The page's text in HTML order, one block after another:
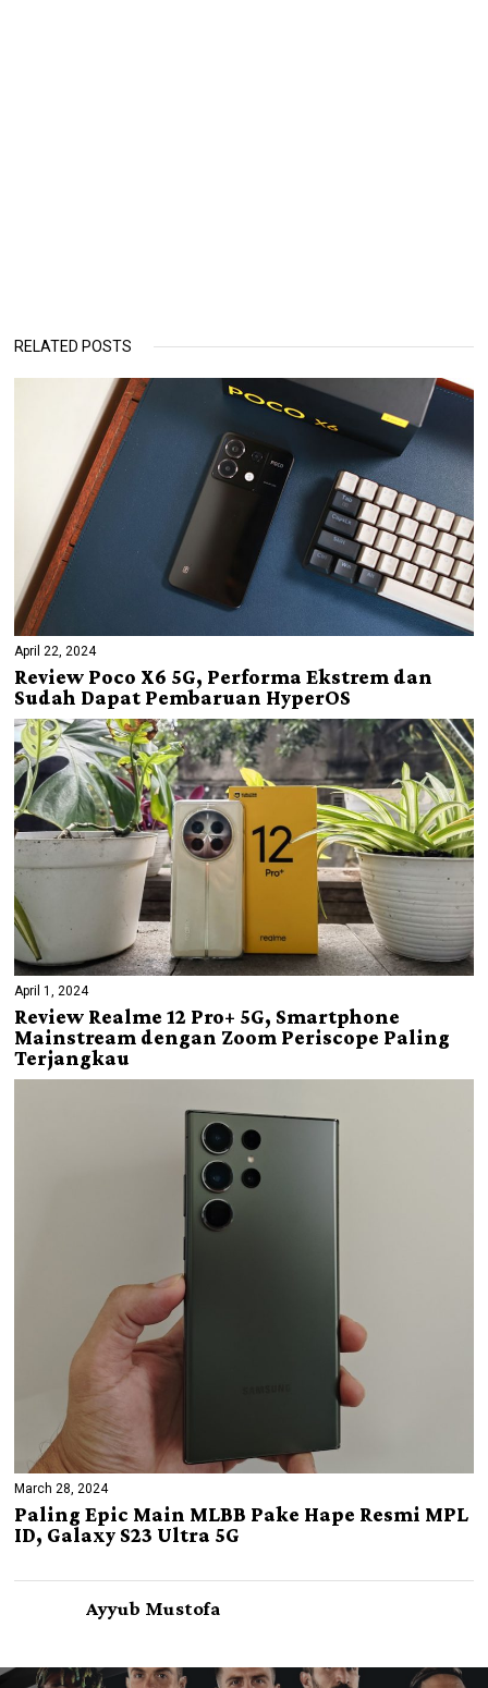
RELATED POSTS
April 22, 2024
Review Poco X6 5G, Performa Ekstrem dan
Sudah Dapat Pembaruan HyperOS
April 1, 2024
Review Realme 12 Pro+ 5G, Smartphone
Mainstream dengan Zoom Periscope Paling
Terjangkau
March 28, 2024
Paling Epic Main MLBB Pake Hape Resmi MPL
ID, Galaxy S23 Ultra 5G
Ayyub Mustofa